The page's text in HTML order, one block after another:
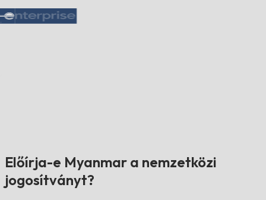
Előírja-e Myanmar a nemzetközi
jogosítványt?